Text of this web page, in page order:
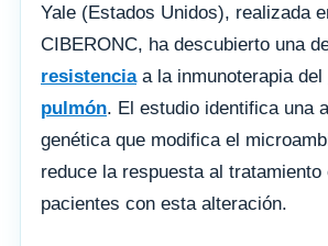
Yale (Estados Unidos), realizada
CIBERONC, ha descubierto una
resistenciaa la inmunoterapia del
pulmón. El estudio identifica una
genética que modifica el
reduce la respuesta al tratamiento
pacientes con esta alteración.